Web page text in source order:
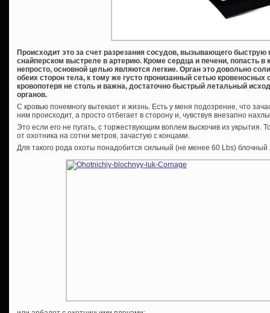
Происходит это за счет разрезания сосудов, вызывающего быструю
снайперском выстреле в артерию. Кроме сердца и печени, попасть в
непросто, основной целью являются легкие. Орган это довольно
обеих сторон тела, к тому же густо пронизанный сетью
кровопотеря не столь и важна, достаточно быстрый летальный
органов.
С кровью понемногу вытекает и жизнь. Есть у меня подозрение, что
ним происходит, а просто отбегает в сторону и, чувствуя внезапно
Это если его не пугать, с торжествующим воплем выскочив из укрытия.
от охотника на сотни метров, зачастую с концами.
Для такого рода охоты понадобится сильный (не менее 60 Lbs) блочный